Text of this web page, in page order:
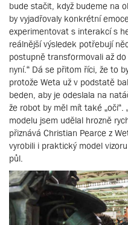
bude stačit, když budeme na
by vyjadřovaly konkrétní
experimentovat s interakcí s
reálnější výsledek potřebují
postupně transformovali až
nyní.“ Dá se přitom říci, že to
protože Weta už v podstatě
beden, aby je odeslala na
že robot by měl mít také
modelu jsem udělal hrozně
přiznává Christian Pearce z
vyrobili i praktický model
půl.